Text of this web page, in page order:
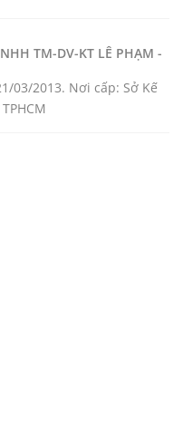
TM-DV-KT LÊ PHẠM -
03/2013. Nơi cấp: Sở Kế